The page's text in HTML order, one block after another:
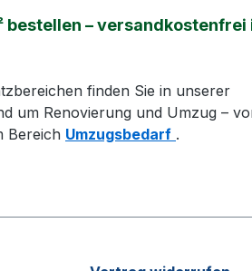
bestellen – versandkostenfrei
finden Sie in unserer
um Renovierung und Umzug –
Bereich Umzugsbedarf .